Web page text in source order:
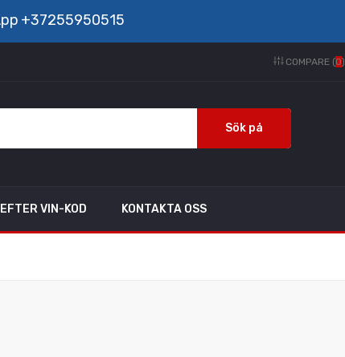
+37255950515
COMPARE (0)
Sök på
VIN-KOD KONTAKTA OSS